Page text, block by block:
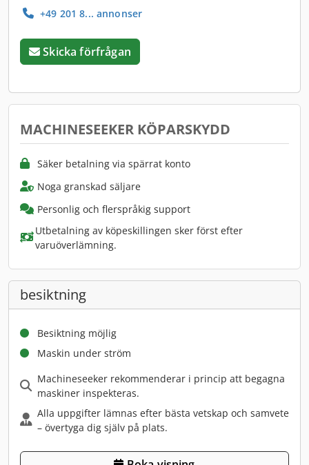
+49 201 8... annonser
Skicka förfrågan
MACHINESEEKER KÖPARSKYDD
Säker betalning via spärrat konto
Noga granskad säljare
Personlig och flerspråkig support
Utbetalning av köpeskillingen sker först efter
varuöverlämning.
besiktning
Besiktning möjlig
Maskin under ström
Machineseeker rekommenderar i princip att begagna
maskiner inspekteras.
Alla uppgifter lämnas efter bästa vetskap och samvete
– övertyga dig själv på plats.